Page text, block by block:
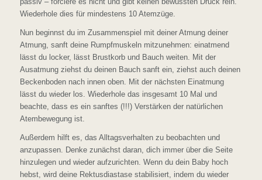
Wiederhole dies für mindestens 10 Atemzüge.
Nun beginnst du im Zusammenspiel mit deiner Atmung deiner
Atmung, sanft deine Rumpfmuskeln mitzunehmen: einatmend
lässt du locker, lässt Brustkorb und Bauch weiten. Mit der
Ausatmung ziehst du deinen Bauch sanft ein, ziehst auch deinen
Beckenboden nach innen oben. Mit der nächsten Einatmung
lässt du wieder los. Wiederhole das insgesamt 10 Mal und
beachte, dass es ein sanftes (!!!) Verstärken der natürlichen
Atembewegung ist.
Außerdem hilft es, das Alltagsverhalten zu beobachten und
anzupassen. Denke zunächst daran, dich immer über die Seite
hinzulegen und wieder aufzurichten. Wenn du dein Baby hoch
hebst, wird deine Rektusdiastase stabilisiert, indem du wieder